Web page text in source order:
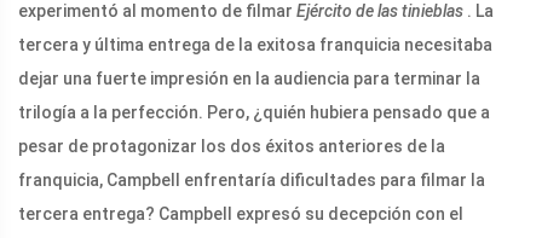
experimentó al momento de filmar Ejército de las tinieblas . La
tercera y última entrega de la exitosa franquicia necesitaba
dejar una fuerte impresión en la audiencia para terminar la
trilogía a la perfección. Pero, ¿quién hubiera pensado que a
pesar de protagonizar los dos éxitos anteriores de la
franquicia, Campbell enfrentaría dificultades para filmar la
tercera entrega? Campbell expresó su decepción con el